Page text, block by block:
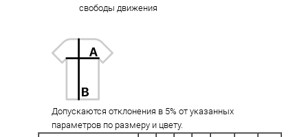
свободы движения
Допускаются отклонения в 5% от указанных
параметров по размеру и цвету.